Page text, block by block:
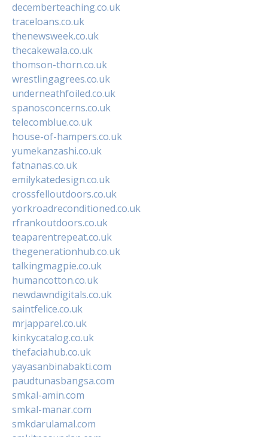
decemberteaching.co.uk
traceloans.co.uk
thenewsweek.co.uk
thecakewala.co.uk
thomson-thorn.co.uk
wrestlingagrees.co.uk
underneathfoiled.co.uk
spanosconcerns.co.uk
telecomblue.co.uk
house-of-hampers.co.uk
yumekanzashi.co.uk
fatnanas.co.uk
emilykatedesign.co.uk
crossfelloutdoors.co.uk
yorkroadreconditioned.co.uk
rfrankoutdoors.co.uk
teaparentrepeat.co.uk
thegenerationhub.co.uk
talkingmagpie.co.uk
humancotton.co.uk
newdawndigitals.co.uk
saintfelice.co.uk
mrjapparel.co.uk
kinkycatalog.co.uk
thefaciahub.co.uk
yayasanbinabakti.com
paudtunasbangsa.com
smkal-amin.com
smkal-manar.com
smkdarulamal.com